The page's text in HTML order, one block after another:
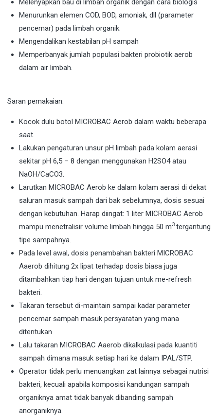
Melenyapkan bau di limbah organik dengan cara biologis
Menurunkan elemen COD, BOD, amoniak, dll (parameter
pencemar) pada limbah organik.
Mengendalikan kestabilan pH sampah
Memperbanyak jumlah populasi bakteri probiotik aerob
dalam air limbah.
Saran pemakaian:
Kocok dulu botol MICROBAC Aerob dalam waktu beberapa
saat.
Lakukan pengaturan unsur pH limbah pada kolam aerasi
sekitar pH 6,5 – 8 dengan menggunakan H2SO4 atau
NaOH/CaCO3.
Larutkan MICROBAC Aerob ke dalam kolam aerasi di dekat
saluran masuk sampah dari bak sebelumnya, dosis sesuai
dengan kebutuhan. Harap diingat: 1 liter MICROBAC Aerob
mampu menetralisir volume limbah hingga 50 m3 tergantung
tipe sampahnya.
Pada level awal, dosis penambahan bakteri MICROBAC
Aaerob dihitung 2x lipat terhadap dosis biasa juga
ditambahkan tiap hari dengan tujuan untuk me-refresh
bakteri.
Takaran tersebut di-maintain sampai kadar parameter
pencemar sampah masuk persyaratan yang mana
ditentukan.
Lalu takaran MICROBAC Aaerob dikalkulasi pada kuantiti
sampah dimana masuk setiap hari ke dalam IPAL/STP.
Operator tidak perlu menuangkan zat lainnya sebagai nutrisi
bakteri, kecuali apabila komposisi kandungan sampah
organiknya amat tidak banyak dibanding sampah
anorganiknya.